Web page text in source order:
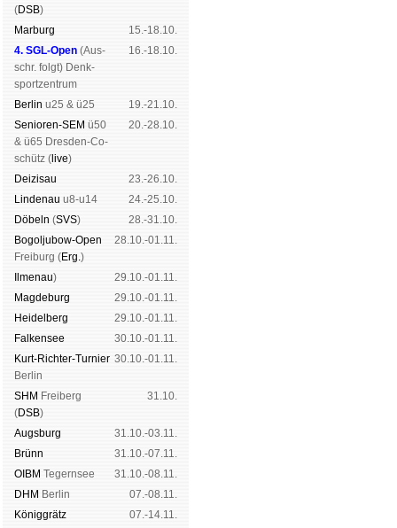
(DSB)
Mar­burg
15.-18.10.
4. SGL-Open (Aus­
schr. folgt) Denk­
sport­zen­trum
16.-18.10.
Ber­lin u25 & ü25
19.-21.10.
Senioren-SEM ü50
& ü65 Dres­den-Co­
schütz ( live)
20.-28.10.
Dei­zi­sau
23.-26.10.
Lin­de­nau u8-u14
24.-25.10.
Dö­beln (SVS)
28.-31.10.
Bogoljubow-Open
Frei­burg (Erg.)
28.10.-01.11.
Il­me­nau)
29.10.-01.11.
Mag­de­burg
29.10.-01.11.
Hei­del­berg
29.10.-01.11.
Fal­ken­see
30.10.-01.11.
Kurt-Rich­ter-Tur­nier
Ber­lin
30.10.-01.11.
SHM Frei­berg
(DSB)
31.10.
Augs­burg
31.10.-03.11.
Brünn
31.10.-07.11.
OIBM Tegern­see
31.10.-08.11.
DHM Ber­lin
07.-08.11.
König­grätz
07.-14.11.